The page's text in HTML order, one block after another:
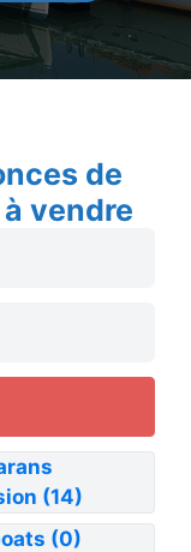
de
vendre
(14)
(0)